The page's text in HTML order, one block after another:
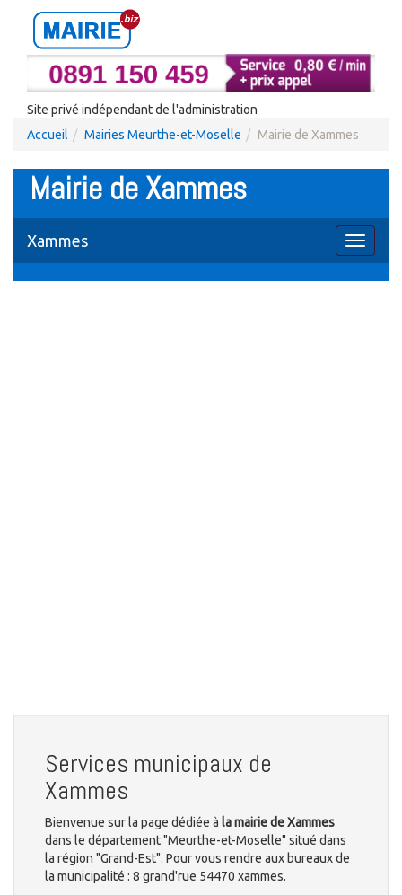
Site privé indépendant de l'administration
Accueil
Mairies Meurthe-et-Moselle Mairie de Xammes
Mairie de Xammes
Toggle
Xammes
Services municipaux de
Xammes
Bienvenue sur la page dédiée à la mairie de Xammes
dans le département "Meurthe-et-Moselle" situé dans
la région "Grand-Est". Pour vous rendre aux bureaux de
la municipalité : 8 grand'rue 54470 xammes.